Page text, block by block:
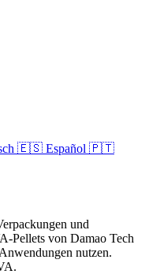
🇪🇸 Español 🇵🇹
und
Pellets von Damao Tech
nutzen.